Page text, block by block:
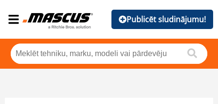
Publicēt sludinājumu!